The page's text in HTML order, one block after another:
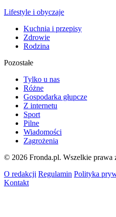
Lifestyle i obyczaje
Kuchnia i przepisy
Zdrowie
Rodzina
Pozostałe
Tylko u nas
Różne
Gospodarka głupcze
Z internetu
Sport
Pilne
Wiadomości
Zagrożenia
© 2026 Fronda.pl. Wszelkie prawa
O redakcji Regulamin Polityka
Kontakt